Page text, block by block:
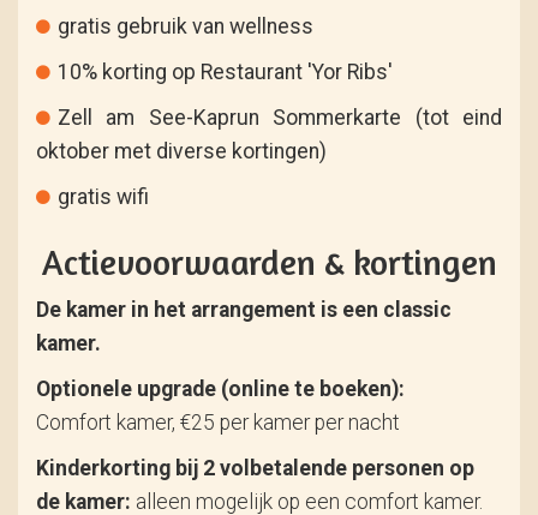
gratis gebruik van wellness
10% korting op Restaurant 'Yor Ribs'
Zell am See-Kaprun Sommerkarte (tot eind
oktober met diverse kortingen)
gratis wifi
Actievoorwaarden & kortingen
De kamer in het arrangement is een classic
kamer.
Optionele upgrade (online te boeken):
Comfort kamer, €25 per kamer per nacht
Kinderkorting bij 2 volbetalende personen op
de kamer: alleen mogelijk op een comfort kamer.